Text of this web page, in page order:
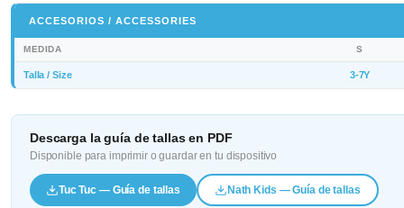
ACCESORIOS / ACCESSORIES
MEDIDA S
Talla / Size 3-7Y
Descarga la guía de tallas en PDF
Disponible para imprimir o guardar en tu dispositivo
Tuc Tuc — Guía de tallas Nath Kids — Guía de tallas